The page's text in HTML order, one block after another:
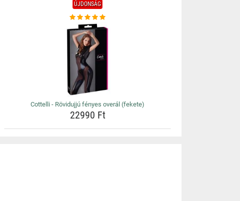
ÚJDONSÁG
Cottelli - Rövidujjú fényes overál (fekete)
22990 Ft